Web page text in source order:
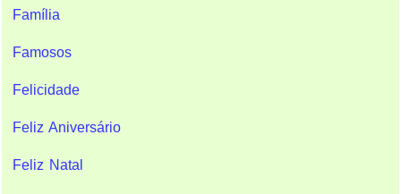
Família
Famosos
Felicidade
Feliz Aniversário
Feliz Natal